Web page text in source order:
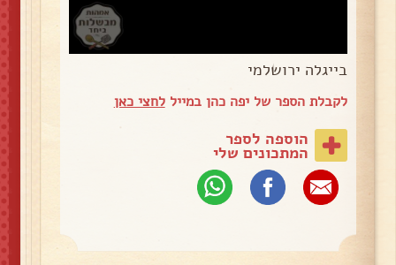
בייגלה ירושלמי
לקבלת הספר של יפה כהן במייללחצי כאן
הוספה לספר
המתכונים שלי